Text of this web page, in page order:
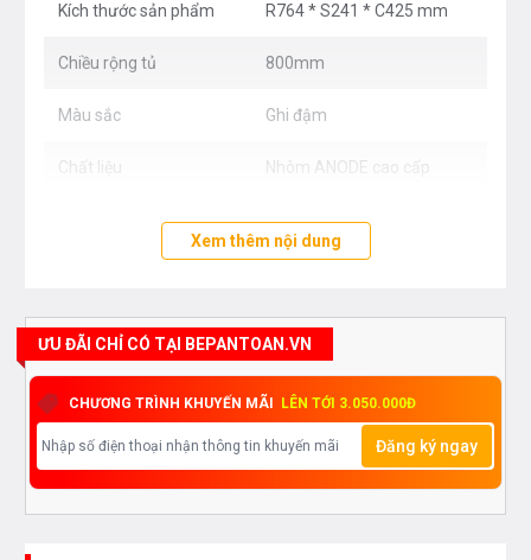
Kích thước sản phẩm R764 * S241 * C425 mm
Chiều rộng tủ 800mm
Màu sắc Ghi đậm
Chất liệu Nhôm ANODE cao cấp
Xem thêm nội dung
ƯU ĐÃI CHỈ CÓ TẠI BEPANTOAN.VN
CHƯƠNG TRÌNH KHUYẾN MÃI LÊN TỚI 3.050.000Đ
Đăng ký ngay